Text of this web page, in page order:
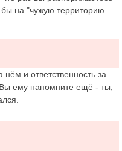
на "чужую территорию
и ответственность за
Вы ему напомните ещё - ты,